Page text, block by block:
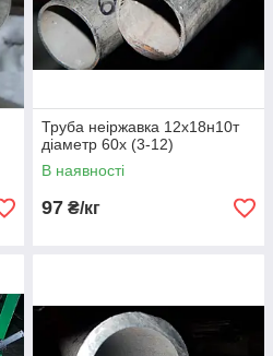
Труба неіржавка 12х18н10т
діаметр 60х (3-12)
В наявності
97 ₴/кг